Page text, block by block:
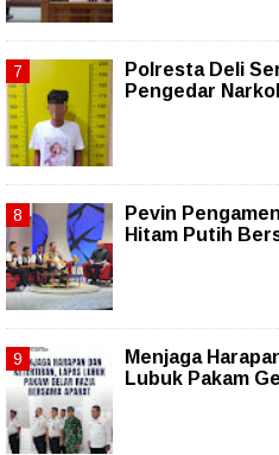
Polresta Deli
Pengedar
Pevin
Hitam Putih
Menjaga
Lubuk Pakam